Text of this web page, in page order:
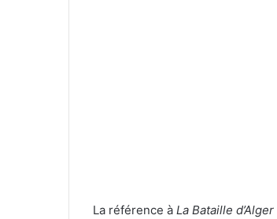
La référence à La Bataille d’Alger